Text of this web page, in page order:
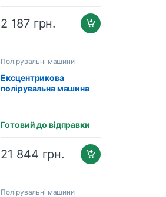
2 187 грн.
Полірувальні машини
Ексцентрикова
полірувальна машина
Готовий до відправки
21 844 грн.
Полірувальні машини